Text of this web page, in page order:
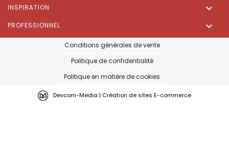
INSPIRATION 
PROFESSIONNEL 
Devcom-Media | Création de sites E-commerce
Conditions générales de vente
Politique de confidentialité
Politique en matière de cookies